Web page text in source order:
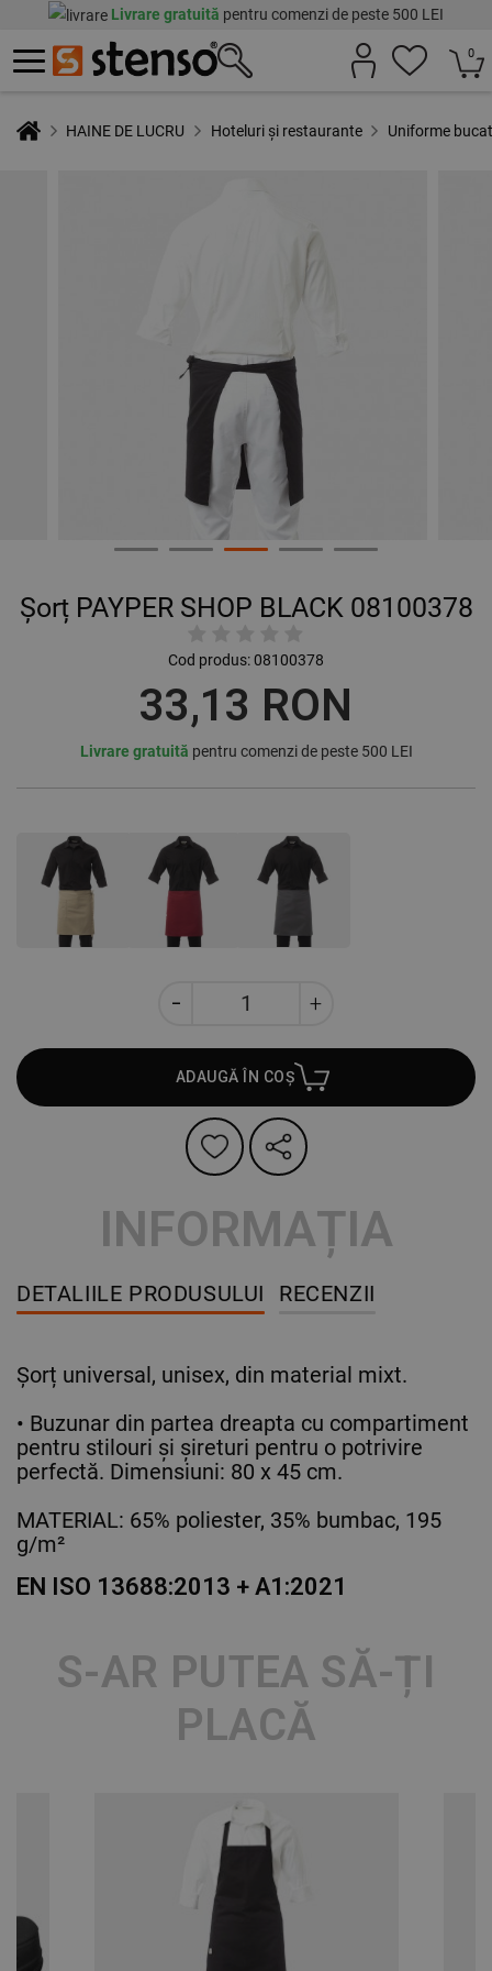
Livrare gratuită pentru comenzi de peste 500 LEI
0
HAINE DE LUCRU Hoteluri și restaurante Uniforme
Șorț PAYPER SHOP BLACK 08100378
Cod produs:08100378
33,13 RON
Livrare gratuită pentru comenzi de peste 500 LEI
ADAUGĂ ÎN COȘ
INFORMAȚIA
DETALIILE PRODUSULUI RECENZII
Șorț universal, unisex, din material mixt.
• Buzunar din partea dreapta cu compartiment
pentru stilouri și șireturi pentru o potrivire
perfectă. Dimensiuni: 80 x 45 cm.
MATERIAL: 65% poliester, 35% bumbac, 195
g/m²
EN ISO 13688:2013 + A1:2021
S-AR PUTEA SĂ-ȚI
PLACĂ